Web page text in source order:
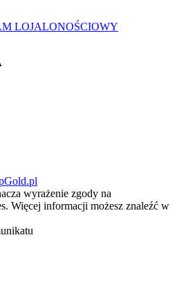
LOJALONOŚCIOWY
wyrażenie zgody na
Więcej informacji możesz znaleźć w